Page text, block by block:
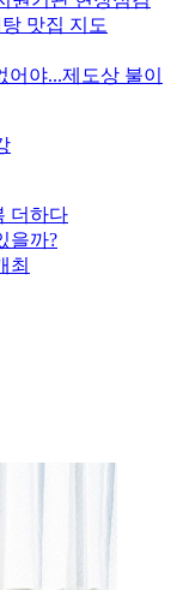
맛집 지도
야...제도상 불이
더하다
을까?
최